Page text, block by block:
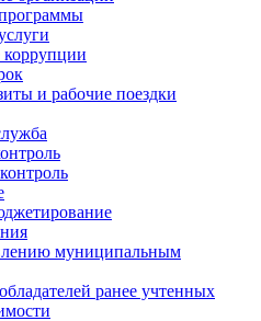
коррупции
и рабочие поездки
муниципальным
ранее учтенных